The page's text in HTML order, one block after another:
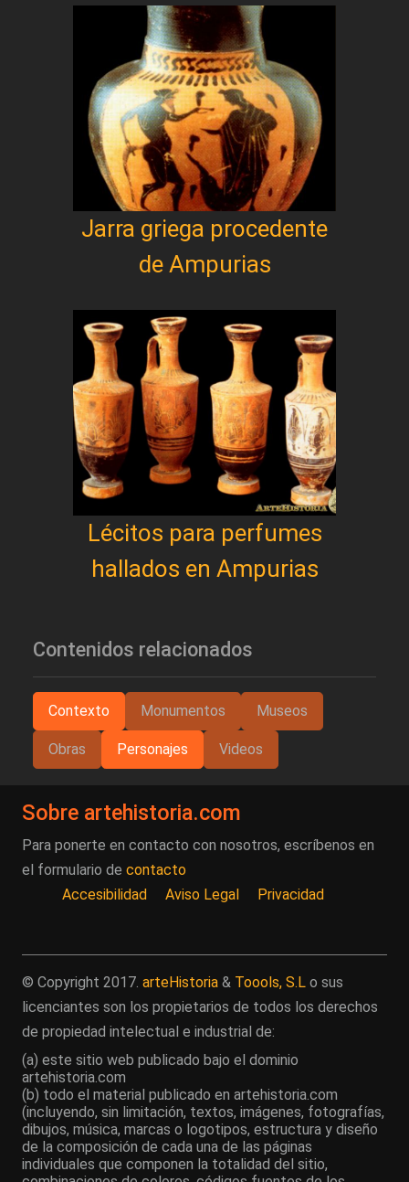
Jarra griega procedente
de Ampurias
Lécitos para perfumes
hallados en Ampurias
Contenidos relacionados
Contexto Monumentos Museos
Obras Personajes Videos
Sobre artehistoria.com
Para ponerte en contacto con nosotros, escríbenos en
el formulario de contacto
Accesibilidad
Aviso Legal Privacidad
© Copyright 2017. arteHistoria & Toools, S.L o sus
licenciantes son los propietarios de todos los derechos
de propiedad intelectual e industrial de:
(a) este sitio web publicado bajo el dominio
artehistoria.com
(b) todo el material publicado en artehistoria.com
(incluyendo, sin limitación, textos, imágenes, fotografías,
dibujos, música, marcas o logotipos, estructura y diseño
de la composición de cada una de las páginas
individuales que componen la totalidad del sitio,